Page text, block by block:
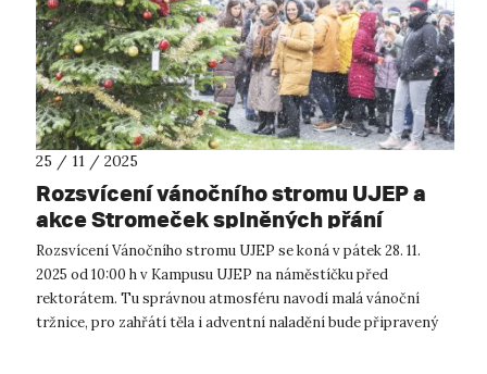
25 / 11 / 2025
Rozsvícení vánočního stromu UJEP a
akce Stromeček splněných přání
Rozsvícení Vánočního stromu UJEP se koná v pátek 28. 11.
2025 od 10:00 h v Kampusu UJEP na náměstíčku před
rektorátem. Tu správnou atmosféru navodí malá vánoční
tržnice, pro zahřátí těla i adventní naladění bude připravený